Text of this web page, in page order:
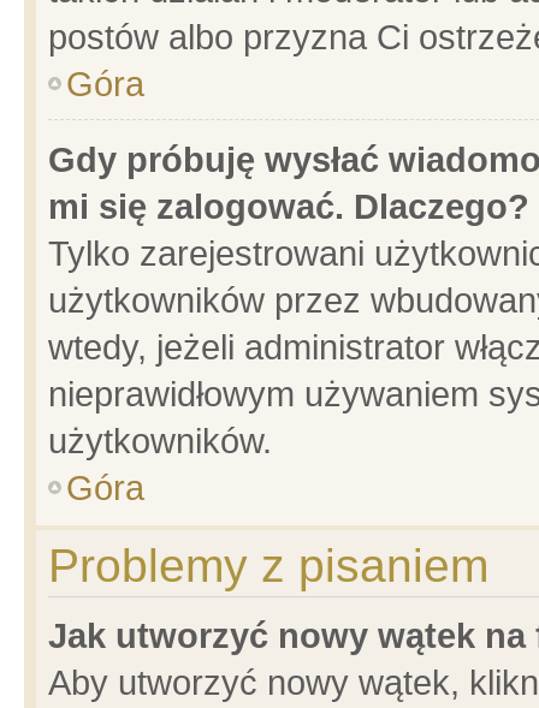
postów albo przyzna Ci
Góra
Gdy próbuję wysłać
mi się zalogować. Dlaczego?
Tylko zarejestrowani
użytkowników przez
wtedy, jeżeli administrator
nieprawidłowym używaniem
użytkowników.
Góra
Problemy z pisaniem
Jak utworzyć nowy wątek na
Aby utworzyć nowy wątek,